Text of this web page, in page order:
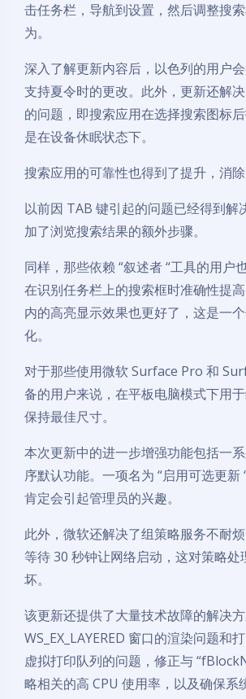
击任务栏，导航到设置，然后调整搜
为。
深入了解更新内容后，以色列的用户
支持夏令时的更改。此外，更新还解
的问题，即搜索应用在选择搜索图标
是在设备休眠状态下。
搜索应用的可靠性也得到了提升，消除
以前因 TAB 键引起的问题已经得到解
加了浏览搜索结果的额外步骤。
同样，那些依赖 “叙述者 “工具的用户
在识别任务栏上的搜索框时准确性提
内的高亮显示效果也更好了，这是一
化。
对于那些使用微软 Surface Pro 和
备的用户来说，在平板电脑模式下用
保持最佳尺寸。
本次更新中的进一步增强功能包括一
序默认功能。一项名为 “启用可选更新
肯定会引起管理员的兴趣。
此外，微软还解决了组策略服务不耐
等待 30 秒钟让网络启动，这对策略处
坏。
该更新还提供了大量技术故障的解决
WS_EX_LAYERED 窗口的渲染问题和
虚拟打印队列的问题，修正与
略相关的高 CPU 使用率，以及确保系